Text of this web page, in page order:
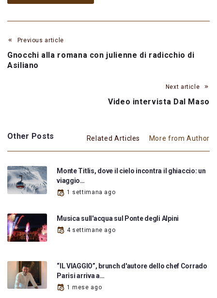
Previous article
Gnocchi alla romana con julienne di radicchio di
Asiliano
Next article
Video intervista Dal Maso
Other Posts Related Articles More from Author
Monte Titlis, dove il cielo incontra il ghiaccio: un
viaggio…
1 settimana ago
Musica sull'acqua sul Ponte degli Alpini
4 settimane ago
“IL VIAGGIO”, brunch d'autore dello chef Corrado
Parisi arriva a…
1 mese ago